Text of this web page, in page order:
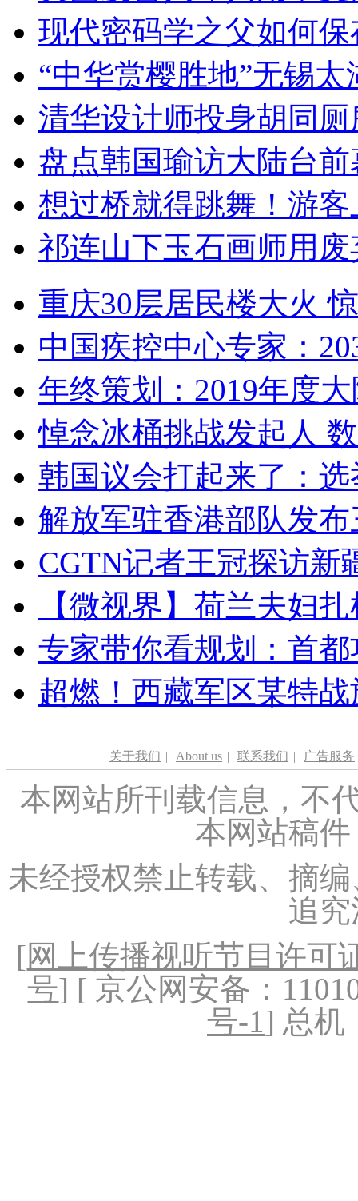
现代密码学之父如何
“中华赏樱胜地”无锡
清华设计师投身胡同
盘点韩国瑜访大陆台
想过桥就得跳舞！游客
祁连山下玉石画师用
重庆30层居民楼大火
中国疾控中心专家：
年终策划：2019年度
悼念冰桶挑战发起人
韩国议会打起来了：
解放军驻香港部队发
CGTN记者王冠探访新
【微视界】荷兰夫妇
专家带你看规划：首
超燃！西藏军区某特
关于我们 | About us | 联系我们 | 广告服务
本网站所刊载信息，不
本网站稿
未经授权禁止转载、摘
追
[网上传播视听节目许可
号] [ 京公网安备：
号-1] 总机